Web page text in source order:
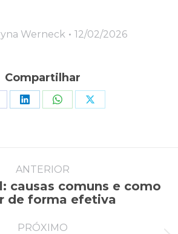
Werneck 12/02/2026
Compartilhar
Compartilhar
CompartilharCompartilhar
ANTERIOR
Post
causas comuns e como
de forma efetiva
PRÓXIMO